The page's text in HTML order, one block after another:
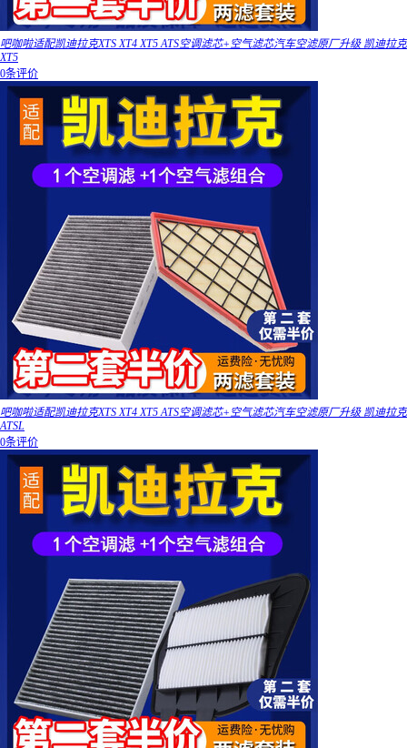
吧咖啦适配凯迪拉克XTS XT4 XT5 ATS空调滤芯+空气滤芯汽车空滤原厂升级 凯迪拉克
XT5
0条评价
吧咖啦适配凯迪拉克XTS XT4 XT5 ATS空调滤芯+空气滤芯汽车空滤原厂升级 凯迪拉克
ATSL
0条评价